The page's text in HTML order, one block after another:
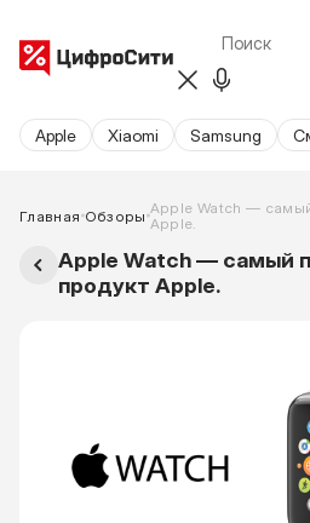
Apple Xiaomi Samsung
Главная Обзоры Apple Watch —
Apple.
Apple Watch — самый
продукт Apple.